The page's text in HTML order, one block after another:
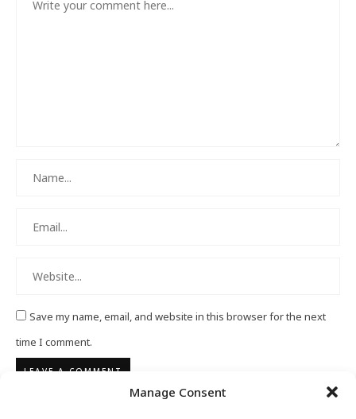
Manage Consent
Save my name, email, and website in this browser for the next
time I comment.